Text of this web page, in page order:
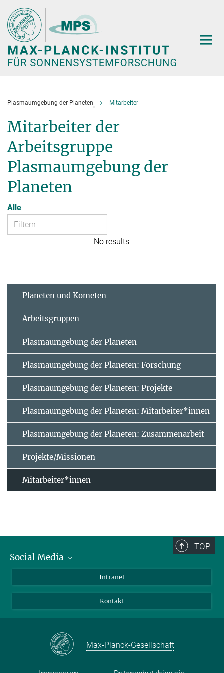
Hauptinhalt
Plasmaumgebung der Planeten Mitarbeiter
Mitarbeiter der
Arbeitsgruppe
Plasmaumgebung der
Planeten
Alle
No results
Planeten und Kometen
Arbeitsgruppen
Plasmaumgebung der Planeten
Plasmaumgebung der Planeten: Forschung
Plasmaumgebung der Planeten: Projekte
Plasmaumgebung der Planeten: Mitarbeiter*innen
Plasmaumgebung der Planeten: Zusammenarbeit
Projekte/Missionen
Mitarbeiter*innen
TOP
Social Media
Facebook
Instagram
Mastodon
Intranet
Kontakt
Max-Planck-Gesellschaft